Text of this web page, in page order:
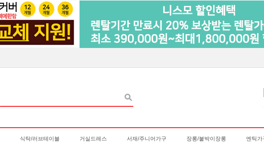
식탁/러브테이블 거실드레스 서재/주니어가구 장롱/붙박이장롱 엔틱가